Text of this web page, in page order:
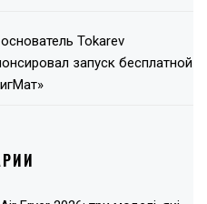
Tokarev
запуск бесплатной